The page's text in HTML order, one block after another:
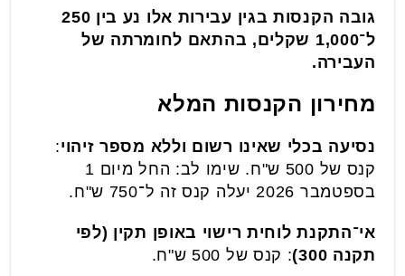
גובה הקנסות בגין עבירות אלו נע בין 250
ל־1,000 שקלים, בהתאם לחומרתה של
העבירה.
מחירון הקנסות המלא
נסיעה בכלי שאינו רשום וללא מספר זיהוי:
קנס של 500 ש"ח. שימו לב: החל מיום 1
בספטמבר 2026 יעלה קנס זה ל־750 ש"ח.
אי־התקנת לוחית רישוי באופן תקין (לפי
תקנה 300)
: קנס של 500 ש"ח.